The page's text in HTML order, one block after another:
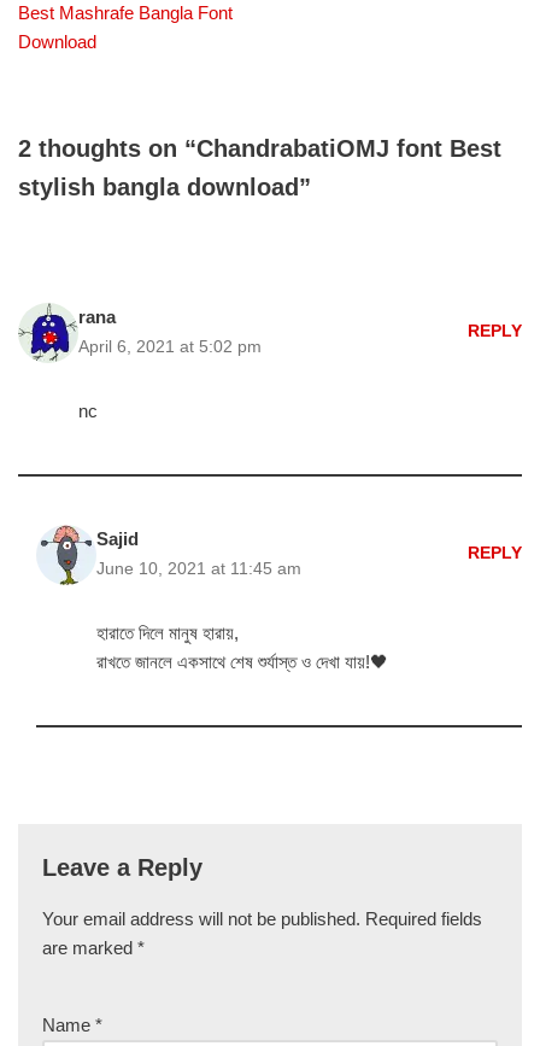
Best Mashrafe Bangla Font
Download
2 thoughts on “ChandrabatiOMJ font Best
stylish bangla download”
rana
April 6, 2021 at 5:02 pm
REPLY
nc
Sajid
June 10, 2021 at 11:45 am
REPLY
হারাতে দিলে মানুষ হারায়,
রাখতে জানলে একসাথে শেষ শুর্যাস্ত ও দেখা যায়!🖤
Leave a Reply
Your email address will not be published. Required fields
are marked *
Name *